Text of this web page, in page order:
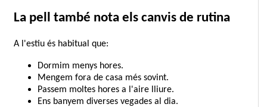
La pell també nota els canvis de rutina
A l'estiu és habitual que:
Dormim menys hores.
Mengem fora de casa més sovint.
Passem moltes hores a l'aire lliure.
Ens banyem diverses vegades al dia.